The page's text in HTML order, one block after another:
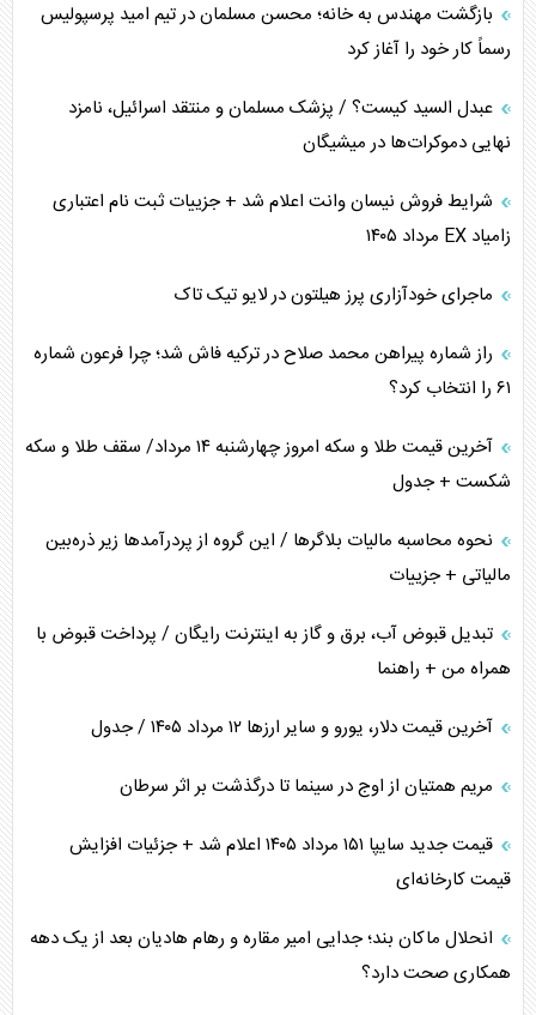
چرا کویت به دنبال شریک امنیتی جدید است؟
اعتراف غرب به قدرت ایران در تثبیت معادلات
خطای راهبردی ترامپ مقابل برزیل
متن و حاشیه سفر نتانیاهو به آمریکا
نقش راهبردی ایران در دیپلماسی غذایی جهان
فضای مجازی، چالش تربیتی خانواده‌ها
پیامدهای خطرناک حمله اوکراین به کشتی ایرانی
بازگشت مهندس به خانه؛ محسن مسلمان در تیم امید پرسپولیس
رسماً کار خود را آغاز کرد
عبدل السید کیست؟ / پزشک مسلمان و منتقد اسرائیل، نامزد
نهایی دموکرات‌ها در میشیگان
شرایط فروش نیسان وانت اعلام شد + جزییات ثبت نام اعتباری
زامیاد EX مرداد ۱۴۰۵
ماجرای خودآزاری پرز هیلتون در لایو تیک تاک
راز شماره پیراهن محمد صلاح در ترکیه فاش شد؛ چرا فرعون شماره
۶۱ را انتخاب کرد؟
آخرین قیمت طلا و سکه امروز چهارشنبه ۱۴ مرداد/ سقف طلا و سکه
شکست + جدول
نحوه محاسبه مالیات بلاگر‌ها / این گروه از پردرآمد‌ها زیر ذره‌بین
مالیاتی + جزییات
تبدیل قبوض آب، برق و گاز به اینترنت رایگان / پرداخت قبوض با
همراه من + راهنما
آخرین قیمت دلار، یورو و سایر ارز‌ها ۱۲ مرداد ۱۴۰۵ / جدول
مریم همتیان از اوج در سینما تا درگذشت بر اثر سرطان
قیمت جدید سایپا ۱۵۱ مرداد ۱۴۰۵ اعلام شد + جزئیات افزایش
قیمت کارخانه‌ای
انحلال ماکان بند؛ جدایی امیر مقاره و رهام هادیان بعد از یک دهه
همکاری صحت دارد؟